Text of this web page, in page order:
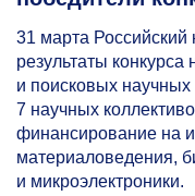
31 марта
результаты
и поисковых
7 научных
финансирование на
материаловедения,
и микроэлектроники.